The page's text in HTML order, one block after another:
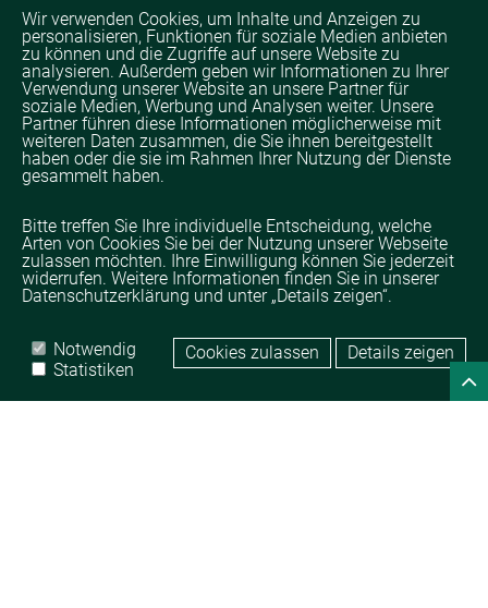
Startseite Impressum
Datenschutz
Wir verwenden Cookies, um Inhalte und Anzeigen zu
personalisieren, Funktionen für soziale Medien anbieten
zu können und die Zugriffe auf unsere Website zu
analysieren. Außerdem geben wir Informationen zu Ihrer
Verwendung unserer Website an unsere Partner für
soziale Medien, Werbung und Analysen weiter. Unsere
Partner führen diese Informationen möglicherweise mit
weiteren Daten zusammen, die Sie ihnen bereitgestellt
haben oder die sie im Rahmen Ihrer Nutzung der Dienste
gesammelt haben.
Bitte treffen Sie Ihre individuelle Entscheidung, welche
Arten von Cookies Sie bei der Nutzung unserer Webseite
zulassen möchten. Ihre Einwilligung können Sie jederzeit
widerrufen. Weitere Informationen finden Sie in unserer
Datenschutzerklärung und unter „Details zeigen“.
Notwendig
Statistiken
Cookies zulassen Details zeigen